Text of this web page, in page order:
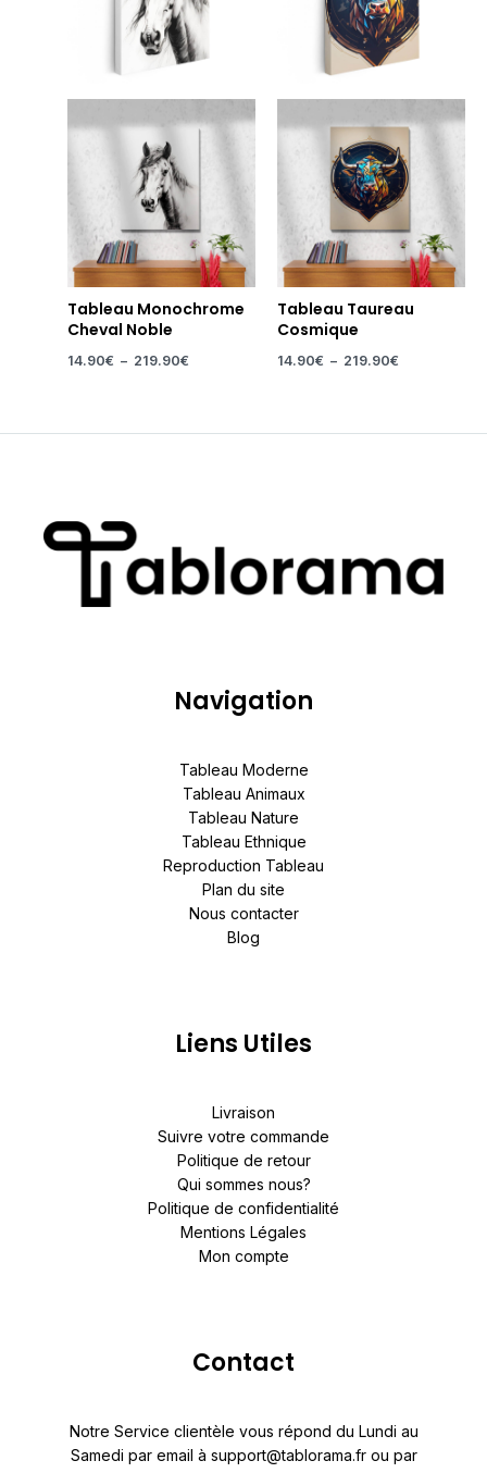
Tableau Monochrome
Cheval Noble
14.90€ – 219.90€
Tableau Taureau
Cosmique
14.90€ – 219.90€
Navigation
Tableau Moderne
Tableau Animaux
Tableau Nature
Tableau Ethnique
Reproduction Tableau
Plan du site
Nous contacter
Blog
Liens Utiles
Livraison
Suivre votre commande
Politique de retour
Qui sommes nous?
Politique de confidentialité
Mentions Légales
Mon compte
Contact
Notre Service clientèle vous répond du Lundi au
Samedi par email à support@tablorama.fr ou par